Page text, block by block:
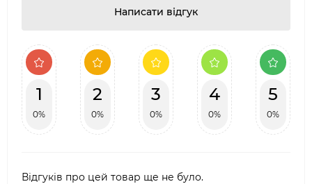
Написати відгук
1
0%
2
0%
3
0%
4
0%
5
0%
Відгуків про цей товар ще не було.